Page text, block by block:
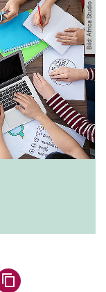
Bild: Africa Studio
teilen
über Facebook